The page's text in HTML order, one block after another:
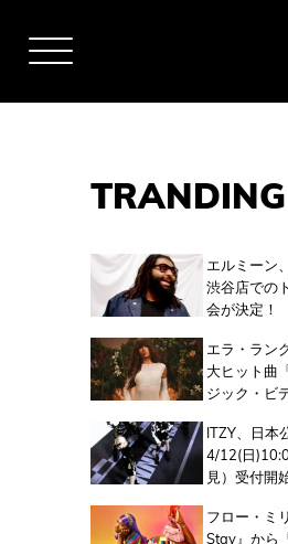
TRANDING
エルミーン
渋谷店での
会が決定！
エラ・ラン
大ヒット曲
ジック・ビ
ITZY、日本
4/12(日
見）受付開
フロー・ミ
Stay』から